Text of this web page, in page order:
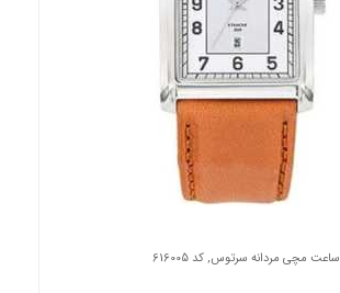
ساعت مچی مردانه سرتوس, کد 616005